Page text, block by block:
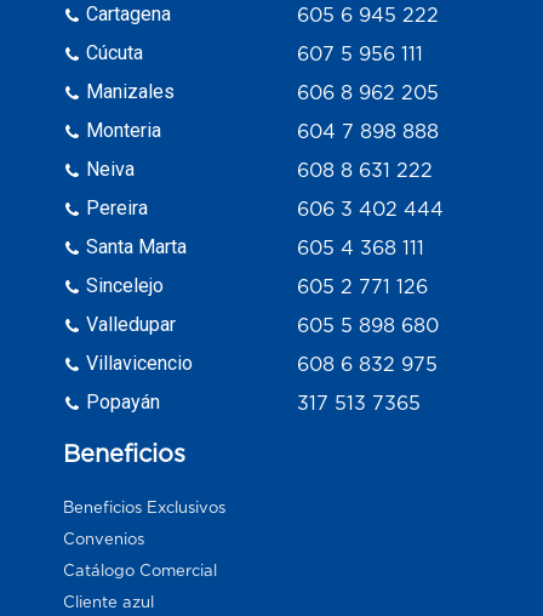
Cartagena
Cúcuta
Manizales
Monteria
Neiva
Pereira
Santa Marta
Sincelejo
Valledupar
Villavicencio
Popayán
605 6 945 222
607 5 956 111
606 8 962 205
604 7 898 888
608 8 631 222
606 3 402 444
605 4 368 111
605 2 771 126
605 5 898 680
608 6 832 975
317 513 7365
Beneficios
Beneficios Exclusivos
Convenios
Catálogo Comercial
Cliente azul